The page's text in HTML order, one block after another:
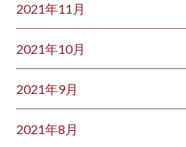
2021年11月
2021年10月
2021年9月
2021年8月